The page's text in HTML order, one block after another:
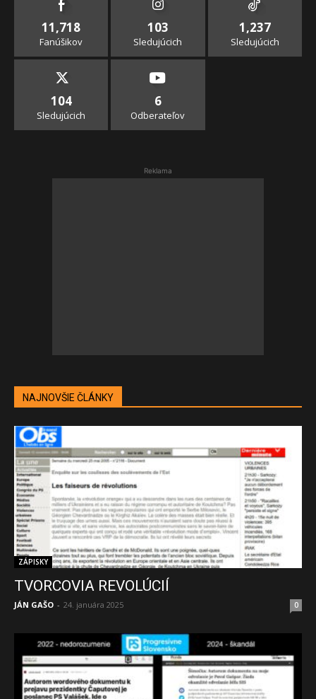
11,718
Fanúšikov
103
Sledujúcich
1,237
Sledujúcich
104
Sledujúcich
6
Odberateľov
Reklama
NAJNOVŠIE ČLÁNKY
ZÁPISKY
TVORCOVIA REVOLÚCIÍ
JÁN GAŠO - 24. januára 2025 0